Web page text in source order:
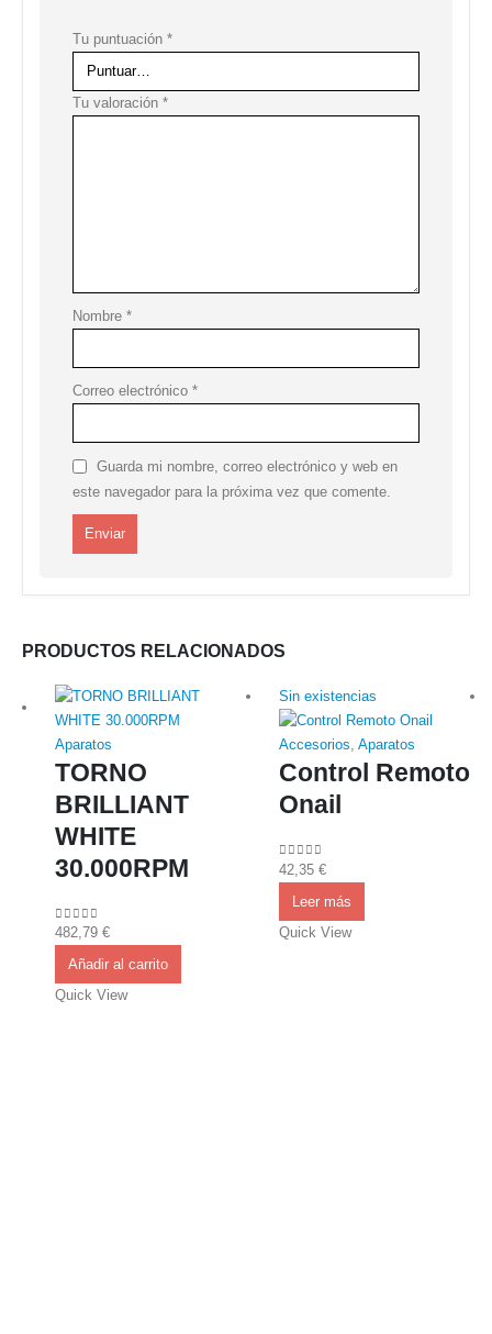
Tu puntuación *
Tu valoración *
Nombre *
Correo electrónico *
Guarda mi nombre, correo electrónico y web en
este navegador para la próxima vez que comente.
PRODUCTOS RELACIONADOS
Aparatos
TORNO
BRILLIANT
WHITE
30.000RPM
0out of 5
482,79 €
Añadir al carrito
Quick View
Sin existencias
Accesorios, Aparatos
Control Remoto
Onail
0out of 5
42,35 €
Leer más
Quick View